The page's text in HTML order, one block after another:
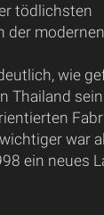
tödlichsten
der
wie
Thailand
war
ein neues